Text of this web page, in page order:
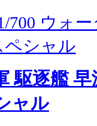
700 ウォ
ペシャル
駆逐艦
ャル